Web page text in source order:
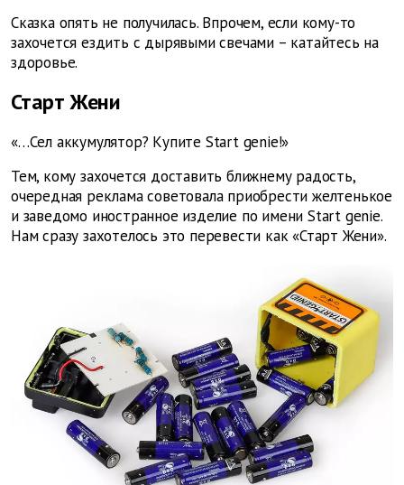
Сказка опять не получилась. Впрочем, если кому-то
захочется ездить с дырявыми свечами – катайтесь на
здоровье.
Старт Жени
«…Cел аккумулятор? Купите Start genie!»
Тем, кому захочется доставить ближнему радость,
очередная реклама советовала приобрести желтенькое
и заведомо иностранное изделие по имени Start genie.
Нам сразу захотелось это перевести как «Старт Жени».